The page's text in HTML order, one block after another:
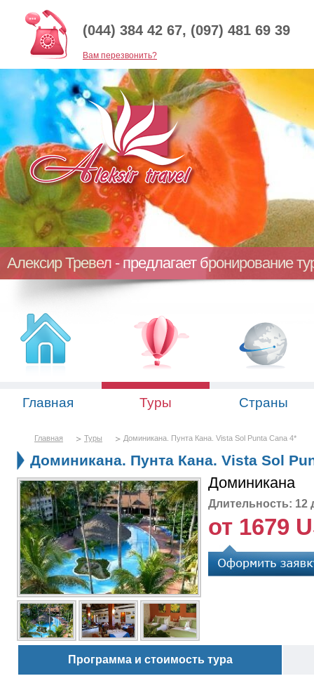
(044) 384 42 67, (097) 481 69 39
Baм перезвонить?
Алексир Тревел - предлагает бронирование
Главная Туры Страны
Главная Туры Доминикана. Пунта Кана. Vista Sol Punta Cana 4*
Доминикана. Пунта Кана. Vista Sol
Доминикана
Длительность: 12
от 1679
Программа и стоимость тура